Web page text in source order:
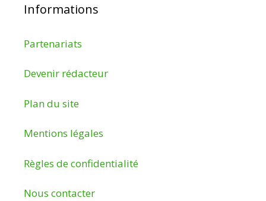
Informations
Partenariats
Devenir rédacteur
Plan du site
Mentions légales
Règles de confidentialité
Nous contacter